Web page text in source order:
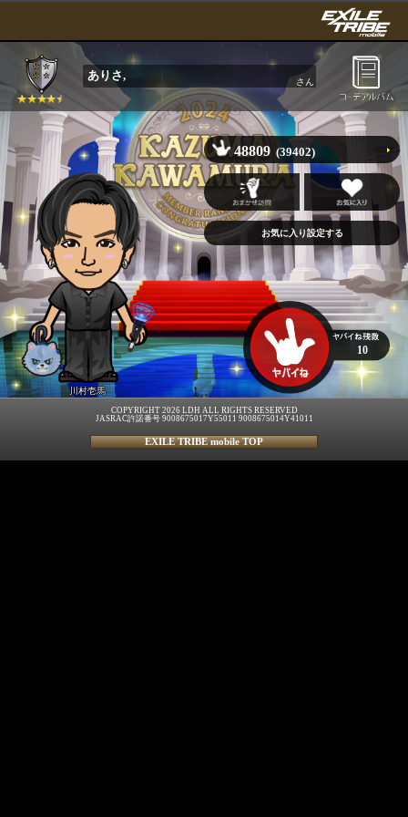
ありさ, さん
川村壱馬
48809 (39402)
10
COPYRIGHT 2026 LDH ALL RIGHTS RESERVED
JASRAC許諾番号 9008675017Y55011 9008675014Y41011
EXILE TRIBE mobile TOP